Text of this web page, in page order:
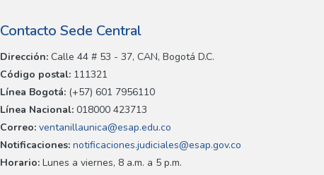
Contacto Sede Central
Dirección: Calle 44 # 53 - 37, CAN, Bogotá D.C.
Código postal: 111321
Línea Bogotá: (+57) 601 7956110
Línea Nacional: 018000 423713
Correo: ventanillaunica@esap.edu.co
Notificaciones: notificaciones.judiciales@esap.gov.co
Horario: Lunes a viernes, 8 a.m. a 5 p.m.